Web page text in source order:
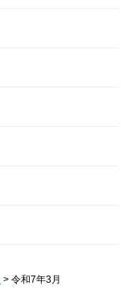
> 令和7年3月